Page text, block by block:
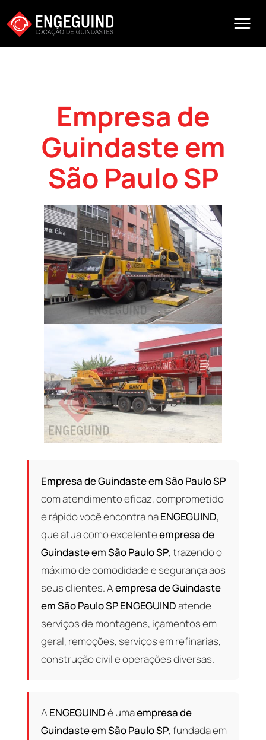
Empresa de
Guindaste em
São Paulo SP
Empresa de Guindaste em São Paulo SP
com atendimento eficaz, comprometido
e rápido você encontra naENGEGUIND,
que atua como excelenteempresa de
Guindaste em São Paulo SP, trazendo o
máximo de comodidade e segurança aos
seus clientes. Aempresa de Guindaste
em São Paulo SPENGEGUINDatende
serviços de montagens, içamentos em
geral, remoções, serviços em refinarias,
construção civil e operações diversas.
A ENGEGUINDé umaempresa de
Guindaste em São Paulo SP, fundada em